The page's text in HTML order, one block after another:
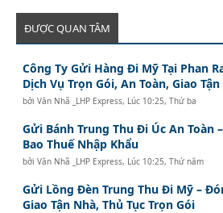
ĐƯỢC QUAN TÂM
Công Ty Gửi Hàng Đi Mỹ Tại Phan
Dịch Vụ Trọn Gói, An Toàn, Giao
bởiVăn Nhã _LHP Express, Lúc 10:25, Thứ ba
Gửi Bánh Trung Thu Đi Úc An Toàn
Bao Thuế Nhập Khẩu
bởiVăn Nhã _LHP Express, Lúc 10:25, Thứ năm
Gửi Lồng Đèn Trung Thu Đi Mỹ –
Giao Tận Nhà, Thủ Tục Trọn Gói